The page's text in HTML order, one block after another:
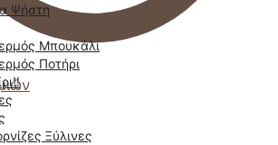
Ψήστη
Μπουκάλι
Ποτήρι
Ξύλινες